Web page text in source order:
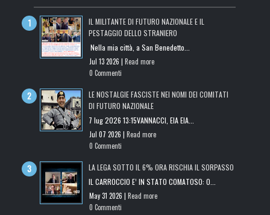
IL MILITANTE DI FUTURO NAZIONALE E IL
PESTAGGIO DELLO STRANIERO
Nella mia città, a San Benedetto...
Jul 13 2026 |Read more
0 Commenti
LE NOSTALGIE FASCISTE NEI NOMI DEI COMITATI
DI FUTURO NAZIONALE
7 lug 2026 13:15VANNACCI, EIA EIA...
Jul 07 2026 |Read more
0 Commenti
LA LEGA SOTTO IL 6% ORA RISCHIA IL SORPASSO
IL CARROCCIO E’ IN STATO COMATOSO: O...
May 31 2026 |Read more
0 Commenti